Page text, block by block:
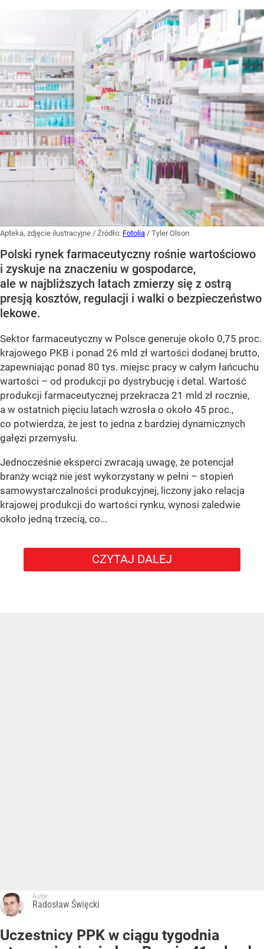
Apteka, zdjęcie ilustracyjne / Źródło: Fotolia / Tyler Olson
Polski rynek farmaceutyczny rośnie wartościowo
i zyskuje na znaczeniu w gospodarce,
ale w najbliższych latach zmierzy się z ostrą
presją kosztów, regulacji i walki o bezpieczeństwo
lekowe.
Sektor farmaceutyczny w Polsce generuje około 0,75 proc.
krajowego PKB i ponad 26 mld zł wartości dodanej brutto,
zapewniając ponad 80 tys. miejsc pracy w całym łańcuchu
wartości – od produkcji po dystrybucję i detal. Wartość
produkcji farmaceutycznej przekracza 21 mld zł rocznie,
a w ostatnich pięciu latach wzrosła o około 45 proc.,
co potwierdza, że jest to jedna z bardziej dynamicznych
gałęzi przemysłu.
Jednocześnie eksperci zwracają uwagę, że potencjał
branży wciąż nie jest wykorzystany w pełni – stopień
samowystarczalności produkcyjnej, liczony jako relacja
krajowej produkcji do wartości rynku, wynosi zaledwie
około jedną trzecią, co...
CZYTAJ DALEJ
Autor:
Radosław Święcki
Uczestnicy PPK w ciągu tygodnia